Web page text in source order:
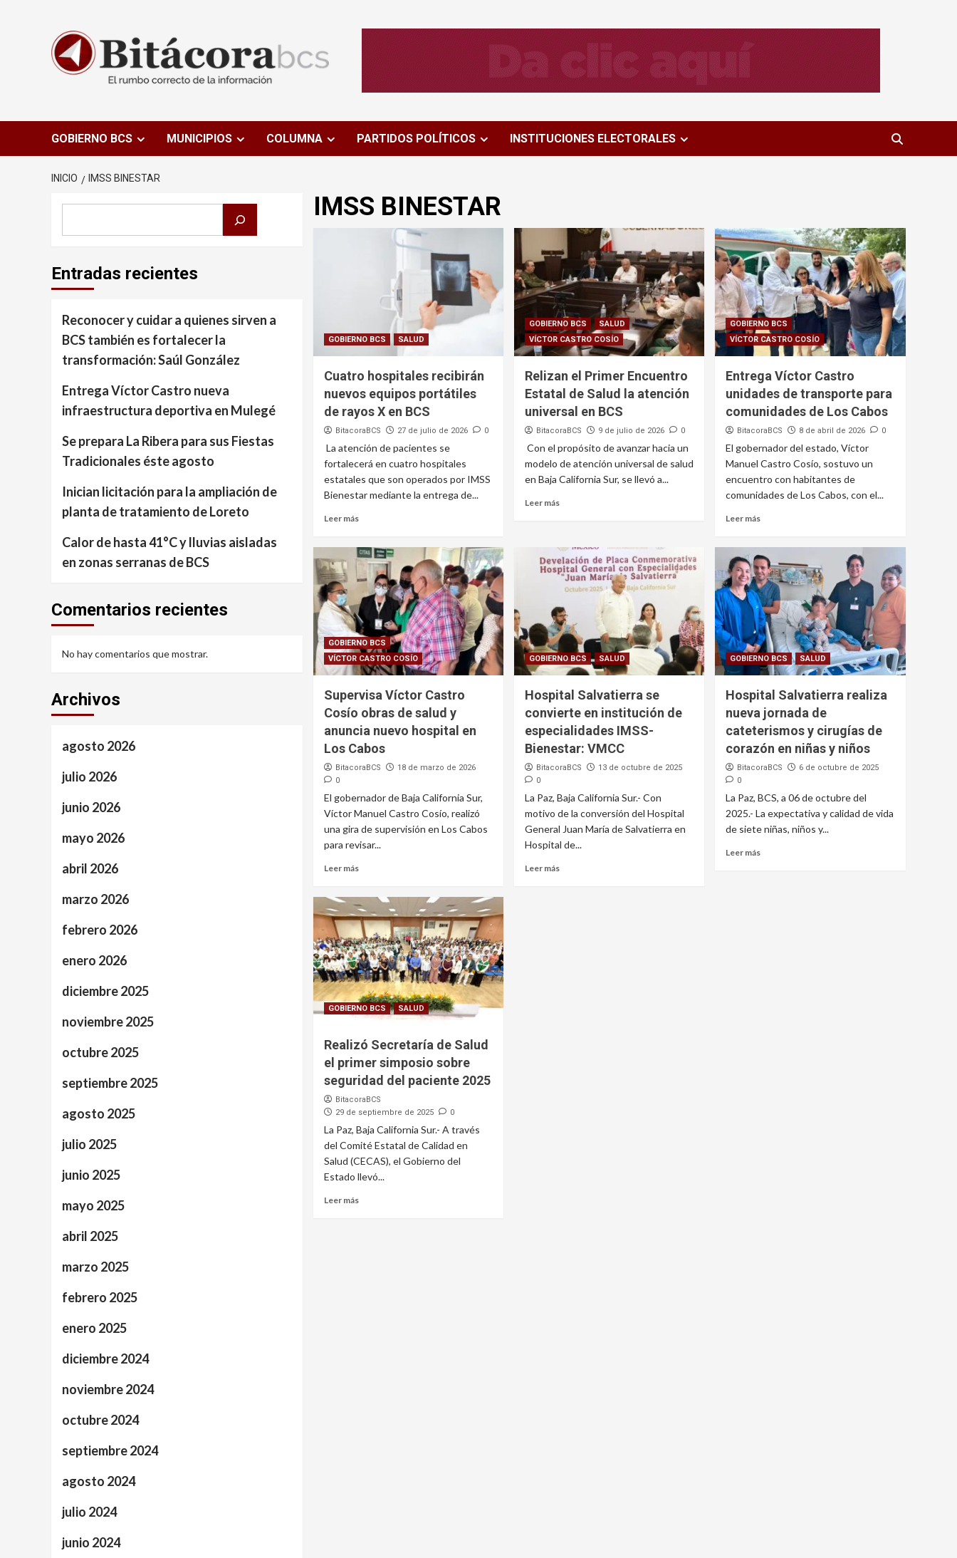
GOBIERNO BCS MUNICIPIOS COLUMNA PARTIDOS POLÍTICOS INSTITUCIONES ELECTORALES
INICIO IMSS BINESTAR
IMSS BINESTAR
GOBIERNO BCS SALUD
Cuatro hospitales recibirán
nuevos equipos portátiles
de rayos X en BCS
BitacoraBCS 27 de julio de 2026 0
La atención de pacientes se
fortalecerá en cuatro hospitales
estatales que son operados por IMSS
Bienestar mediante la entrega de...
Leer más
GOBIERNO BCS
SALUD
VÍCTOR CASTRO COSÍO
Relizan el Primer Encuentro
Estatal de Salud la atención
universal en BCS
BitacoraBCS 9 de julio de 2026 0
Con el propósito de avanzar hacia un
modelo de atención universal de salud
en Baja California Sur, se llevó a...
Leer más
GOBIERNO BCS
VÍCTOR CASTRO COSÍO
Entrega Víctor Castro
unidades de transporte para
comunidades de Los Cabos
BitacoraBCS 8 de abril de 2026 0
El gobernador del estado, Víctor
Manuel Castro Cosío, sostuvo un
encuentro con habitantes de
comunidades de Los Cabos, con el...
Leer más
GOBIERNO BCS
VÍCTOR CASTRO COSÍO
Supervisa Víctor Castro
Cosío obras de salud y
anuncia nuevo hospital en
Los Cabos
BitacoraBCS
18 de marzo de 2026
0
El gobernador de Baja California Sur,
Víctor Manuel Castro Cosío, realizó
una gira de supervisión en Los Cabos
para revisar...
Leer más
GOBIERNO BCS SALUD
Hospital Salvatierra se
convierte en institución de
especialidades IMSS-
Bienestar: VMCC
BitacoraBCS
13 de octubre de 2025
0
La Paz, Baja California Sur.- Con
motivo de la conversión del Hospital
General Juan María de Salvatierra en
Hospital de...
Leer más
GOBIERNO BCS SALUD
Hospital Salvatierra realiza
nueva jornada de
cateterismos y cirugías de
corazón en niñas y niños
BitacoraBCS
6 de octubre de 2025
0
La Paz, BCS, a 06 de octubre del
2025.- La expectativa y calidad de vida
de siete niñas, niños y...
Leer más
GOBIERNO BCS SALUD
Realizó Secretaría de Salud
el primer simposio sobre
seguridad del paciente 2025
BitacoraBCS
29 de septiembre de 2025
0
La Paz, Baja California Sur.- A través
del Comité Estatal de Calidad en
Salud (CECAS), el Gobierno del
Estado llevó...
Leer más
Entradas recientes
Reconocer y cuidar a quienes sirven a
BCS también es fortalecer la
transformación: Saúl González
Entrega Víctor Castro nueva
infraestructura deportiva en Mulegé
Se prepara La Ribera para sus Fiestas
Tradicionales éste agosto
Inician licitación para la ampliación de
planta de tratamiento de Loreto
Calor de hasta 41°C y lluvias aisladas
en zonas serranas de BCS
Comentarios recientes
No hay comentarios que mostrar.
Archivos
agosto 2026
julio 2026
junio 2026
mayo 2026
abril 2026
marzo 2026
febrero 2026
enero 2026
diciembre 2025
noviembre 2025
octubre 2025
septiembre 2025
agosto 2025
julio 2025
junio 2025
mayo 2025
abril 2025
marzo 2025
febrero 2025
enero 2025
diciembre 2024
noviembre 2024
octubre 2024
septiembre 2024
agosto 2024
julio 2024
junio 2024